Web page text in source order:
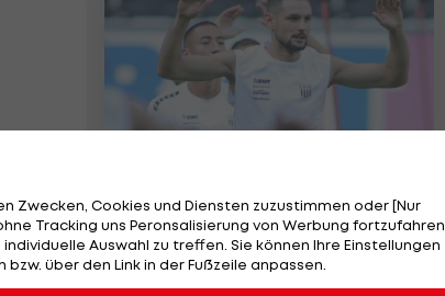
Vertrag von ÖFB-
Legionär bei
polnischem
Traditionsklub
Zwecken, Cookies und Diensten zuzustimmen oder [Nur
Tracking uns Peronsalisierung von Werbung fortzufahren.
Auswahl zu treffen. Sie können Ihre Einstellungen
über den Link in der Fußzeile anpassen.